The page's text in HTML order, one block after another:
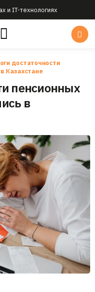
и IT-технологиях
достаточности
Казахстане
пенсионных
в